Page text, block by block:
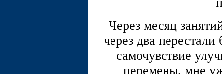
Через месяц
через два
самочувствие
перемены, мне